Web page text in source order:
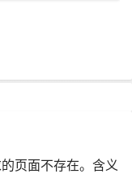
页面不存在。含义